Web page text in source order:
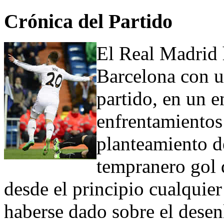
Crónica del Partido
El Real Madrid
Barcelona con
partido, en un
planteamiento
tempranero gol
desde el principio
haberse dado sobre el